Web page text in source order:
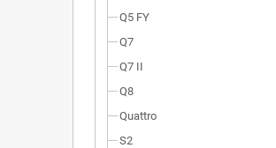
Q5 FY
Q7
Q7 II
Q8
Quattro
S2